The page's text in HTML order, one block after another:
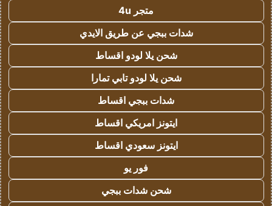
متجر 4u
شدات ببجي عن طريق الايدي
شحن يلا لودو اقساط
شحن يلا لودو تابي تمارا
شدات ببجي اقساط
ايتونز امريكي اقساط
ايتونز سعودي اقساط
فور يو
شحن شدات ببجي